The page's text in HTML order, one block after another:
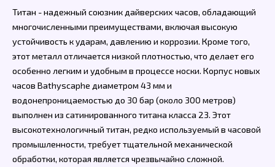
Титан - надежный союзник дайверских часов, обладающий
многочисленными преимуществами, включая высокую
устойчивость к ударам, давлению и коррозии. Кроме того,
этот металл отличается низкой плотностью, что делает его
особенно легким и удобным в процессе носки. Корпус новых
часов Bathyscaphe диаметром 43 мм и
водонепроницаемостью до 30 бар (около 300 метров)
выполнен из сатинированного титана класса 23. Этот
высокотехнологичный титан, редко используемый в часовой
промышленности, требует тщательной механической
обработки, которая является чрезвычайно сложной.